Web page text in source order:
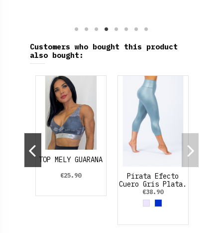
Customers who bought this product
also bought:
TOP MELY GUARANA
€25.90
Pirata Efecto
Cuero Gris Plata.
€38.90
GreyAzul Eléctrico